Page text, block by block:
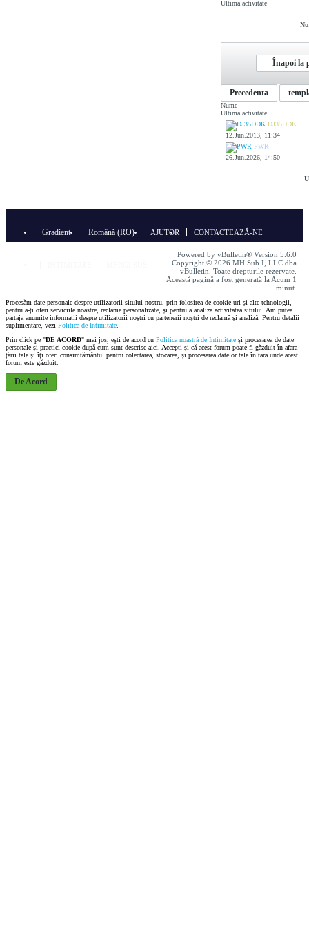
Ultima activitate
Înapoi la
Precedenta
Nume
Ultima activitate
DJ35DDK
12.Jun.2013, 11:34
PWR
26.Jun.2026, 14:50
Gradient Română (RO) AJUTOR CONTACTEAZĂ-NE
Powered by vBulletin® Version 5.6.0
Copyright © 2026 MH Sub I, LLC dba
vBulletin. Toate drepturile rezervate.
Această pagină a fost generată la Acum 1
minut.
Procesăm date personale despre utilizatorii sitului nostru, prin folosirea de cookie-uri și alte tehnologii,
pentru a-ți oferi serviciile noastre, reclame personalizate, și pentru a analiza activitatea sitului. Am putea
partaja anumite informații despre utilizatorii noștri cu partenerii noștri de reclamă și analiză. Pentru detalii
suplimentare, vezi Politica de Intimitate
Prin click pe "DE ACORD" mai jos, ești de acord cu Politica noastră de Intimitate și procesarea de date
personale și practici cookie după cum sunt descrise aici. Accepți și că acest forum poate fi găzduit în afara
țării tale și îți oferi consimțământul pentru colectarea, stocarea, și procesarea datelor tale în țara unde acest
forum este găzduit.
De Acord